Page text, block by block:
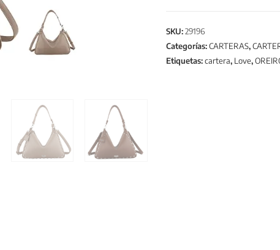
SKU:29196
Categorías:CARTERAS,
Etiquetas:cartera, Love,